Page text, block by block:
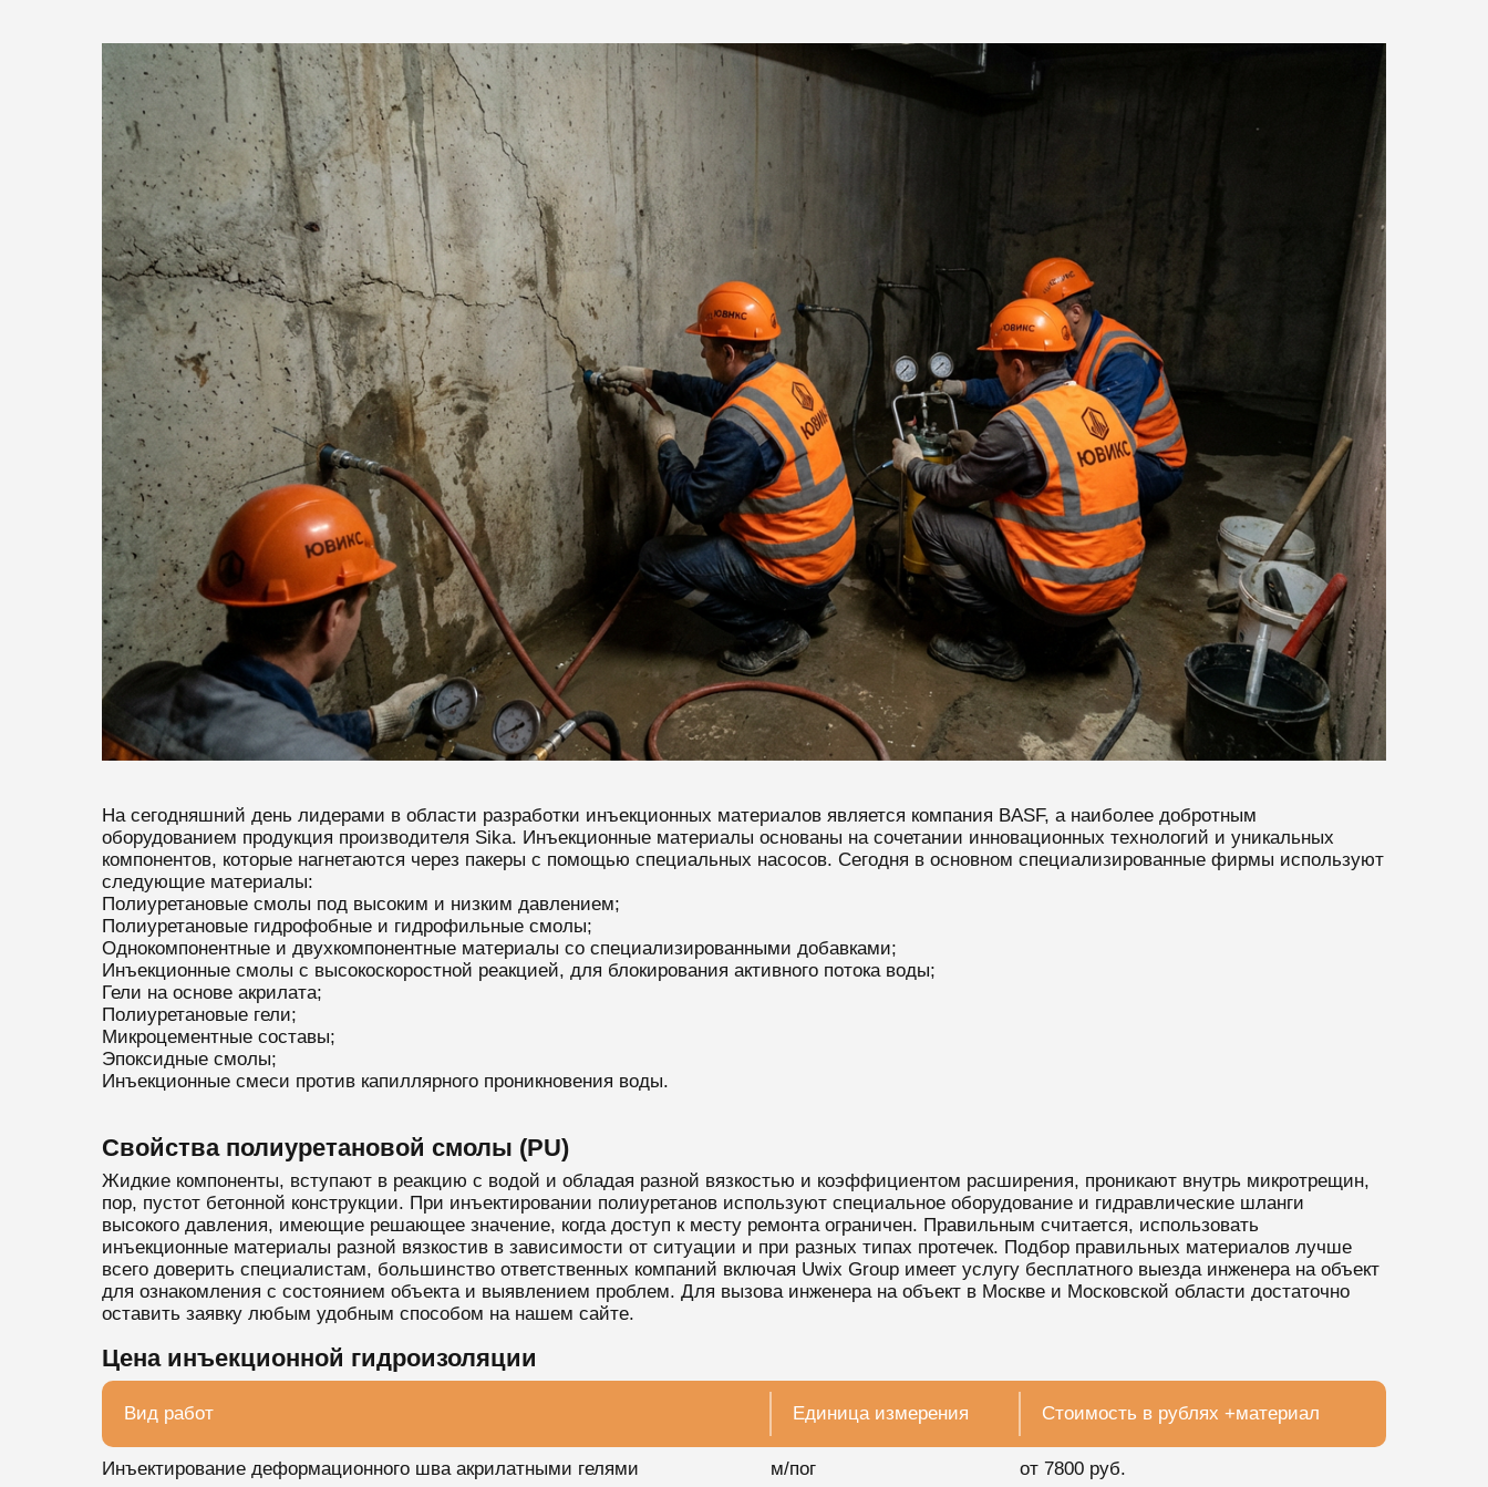
На сегодняшний день лидерами в области разработки инъекционных материалов является компания BASF, а наиболее добротным
оборудованием продукция производителя Sika. Инъекционные материалы основаны на сочетании инновационных технологий и уникальных
компонентов, которые нагнетаются через пакеры с помощью специальных насосов. Сегодня в основном специализированные фирмы используют
следующие материалы:
Полиуретановые смолы под высоким и низким давлением;
Полиуретановые гидрофобные и гидрофильные смолы;
Однокомпонентные и двухкомпонентные материалы со специализированными добавками;
Инъекционные смолы с высокоскоростной реакцией, для блокирования активного потока воды;
Гели на основе акрилата;
Полиуретановые гели;
Микроцементные составы;
Эпоксидные смолы;
Инъекционные смеси против капиллярного проникновения воды.
Свойства полиуретановой смолы (PU)
Жидкие компоненты, вступают в реакцию с водой и обладая разной вязкостью и коэффициентом расширения, проникают внутрь микротрещин,
пор, пустот бетонной конструкции. При инъектировании полиуретанов используют специальное оборудование и гидравлические шланги
высокого давления, имеющие решающее значение, когда доступ к месту ремонта ограничен. Правильным считается, использовать
инъекционные материалы разной вязкостив в зависимости от ситуации и при разных типах протечек. Подбор правильных материалов лучше
всего доверить специалистам, большинство ответственных компаний включая Uwix Group имеет услугу бесплатного выезда инженера на объект
для ознакомления с состоянием объекта и выявлением проблем. Для вызова инженера на объект в Москве и Московской области достаточно
оставить заявку любым удобным способом на нашем сайте.
Цена инъекционной гидроизоляции
Вид работ Единица измерения Стоимость в рублях +материал
Инъектирование деформационного шва акрилатными гелями м/пог от 7800 руб.